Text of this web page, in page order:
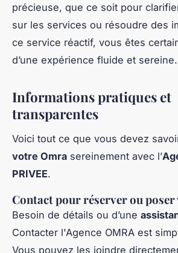
précieuse, que ce soit pour
sur les services ou résoudre des
ce service réactif, vous êtes
d’une expérience fluide et sereine.
Informations pratiques et
transparentes
Voici tout ce que vous devez
votre Omra sereinement avec l’
PRIVEE.
Contact pour réserver ou poser
Besoin de détails ou d’une
Contacter l'Agence OMRA est
Vous pouvez les joindre